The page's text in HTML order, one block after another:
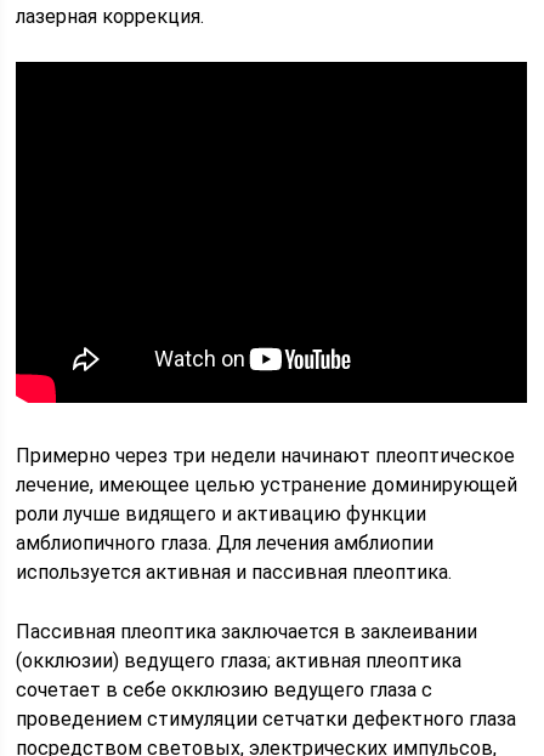
лазерная коррекция.
Примерно через три недели начинают плеоптическое
лечение, имеющее целью устранение доминирующей
роли лучше видящего и активацию функции
амблиопичного глаза. Для лечения амблиопии
используется активная и пассивная плеоптика.
Пассивная плеоптика заключается в заклеивании
(окклюзии) ведущего глаза; активная плеоптика
сочетает в себе окклюзию ведущего глаза с
проведением стимуляции сетчатки дефектного глаза
посредством световых, электрических импульсов,